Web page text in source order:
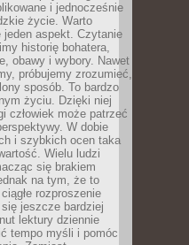
i jednocześnie
życie. Warto
aspekt. Czytanie
historię bohatera,
obawy i wybory. Nawet
próbujemy zrozumieć,
sposób. To bardzo
życiu. Dzięki niej
człowiek może patrzeć
W dobie
i szybkich ocen taka
Wielu ludzi
się brakiem
na tym, że to
rozproszenie
jeszcze bardziej
lektury dziennie
tempo myśli i pomóc